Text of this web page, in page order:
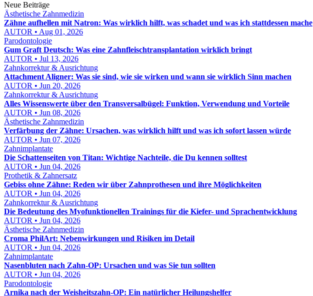
Neue Beiträge
Ästhetische Zahnmedizin
Zähne aufhellen mit Natron: Was wirklich hilft, was schadet und was ich stattdessen mache
AUTOR • Aug 01, 2026
Parodontologie
Gum Graft Deutsch: Was eine Zahnfleischtransplantation wirklich bringt
AUTOR • Jul 13, 2026
Zahnkorrektur & Ausrichtung
Attachment Aligner: Was sie sind, wie sie wirken und wann sie wirklich Sinn machen
AUTOR • Jun 20, 2026
Zahnkorrektur & Ausrichtung
Alles Wissenswerte über den Transversalbügel: Funktion, Verwendung und Vorteile
AUTOR • Jun 08, 2026
Ästhetische Zahnmedizin
Verfärbung der Zähne: Ursachen, was wirklich hilft und was ich sofort lassen würde
AUTOR • Jun 07, 2026
Zahnimplantate
Die Schattenseiten von Titan: Wichtige Nachteile, die Du kennen solltest
AUTOR • Jun 04, 2026
Prothetik & Zahnersatz
Gebiss ohne Zähne: Reden wir über Zahnprothesen und ihre Möglichkeiten
AUTOR • Jun 04, 2026
Zahnkorrektur & Ausrichtung
Die Bedeutung des Myofunktionellen Trainings für die Kiefer- und Sprachentwicklung
AUTOR • Jun 04, 2026
Ästhetische Zahnmedizin
Croma PhilArt: Nebenwirkungen und Risiken im Detail
AUTOR • Jun 04, 2026
Zahnimplantate
Nasenbluten nach Zahn-OP: Ursachen und was Sie tun sollten
AUTOR • Jun 04, 2026
Parodontologie
Arnika nach der Weisheitszahn-OP: Ein natürlicher Heilungshelfer